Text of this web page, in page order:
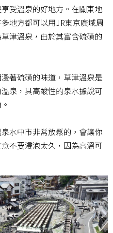
受溫泉的好地方。在關東地
地方都可以用JR東京廣域周
津溫泉，由於其富含硫磺的
著硫磺的味道，草津溫泉是
泉，其高酸性的泉水據說可
水中市非常放鬆的，會讓你
不要浸泡太久，因為高溫可